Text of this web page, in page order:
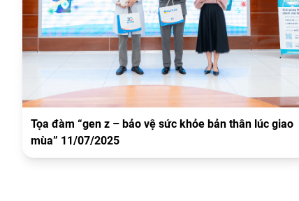
Tọa đàm “gen z – bảo vệ sức khỏe bản thân lúc giao
mùa” 11/07/2025